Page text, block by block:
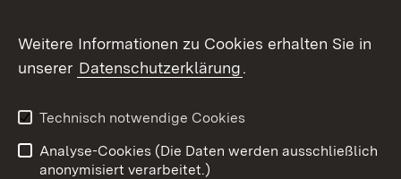
X / Twitter
Youtube
Impressum
Kontakt
Weitere Informationen zu Cookies erhalten Sie in
unserer Datenschutzerklärung.
Technisch notwendige Cookies
Analyse-Cookies (Die Daten werden ausschließlich
anonymisiert verarbeitet.)